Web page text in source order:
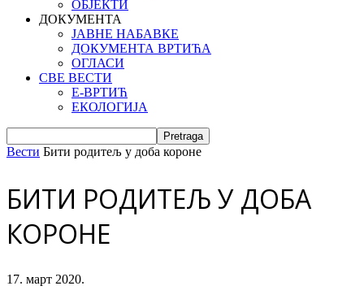
ОБЈЕКТИ
ДОКУМЕНТА
ЈАВНЕ НАБАВКЕ
ДОКУМЕНТА ВРТИЋА
ОГЛАСИ
СВЕ ВЕСТИ
Е-ВРТИЋ
ЕКОЛОГИЈА
Вести Бити родитељ у доба короне
БИТИ РОДИТЕЉ У ДОБА
КОРОНЕ
17. март 2020.